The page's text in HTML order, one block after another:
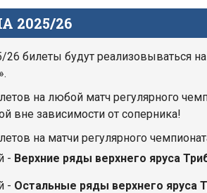
2025/26
26 билеты будут реализовываться
на любой матч регулярного
вне зависимости от соперника!
на матчи регулярного
- Верхние ряды верхнего яруса
- Остальные ряды верхнего яруса